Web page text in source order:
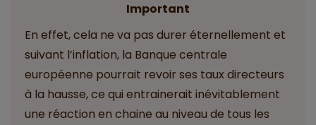
Important
En effet, cela ne va pas durer éternellement et
suivant l’inflation, la Banque centrale
européenne pourrait revoir ses taux directeurs
à la hausse, ce qui entrainerait inévitablement
une réaction en chaine au niveau de tous les